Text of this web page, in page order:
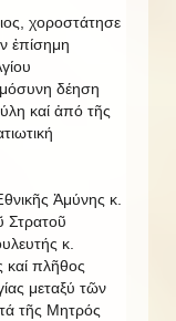
χοροστάτησε
ἐπίσημη
δέηση
καί ἀπό τῆς
Ἀμύνης κ.
Στρατοῦ
κ.
καί πλῆθος
μεταξύ τῶν
τῆς Μητρός